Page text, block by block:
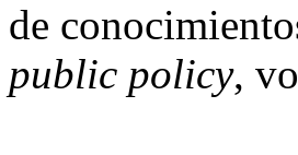
de
public policy,